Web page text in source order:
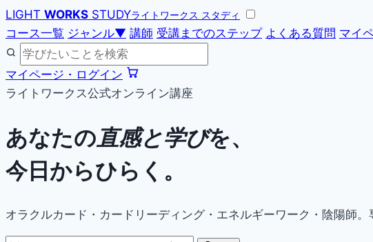
LIGHT WORKS STUDYライトワークス スタディ
コース一覧 ジャンル▼ 講師 受講までのステップ よくある質問 マイ
マイページ・ログイン
ライトワークス公式オンライン講座
あなたの直感と学びを、
今日からひらく。
オラクルカード・カードリーディング・エネルギーワーク・陰陽師